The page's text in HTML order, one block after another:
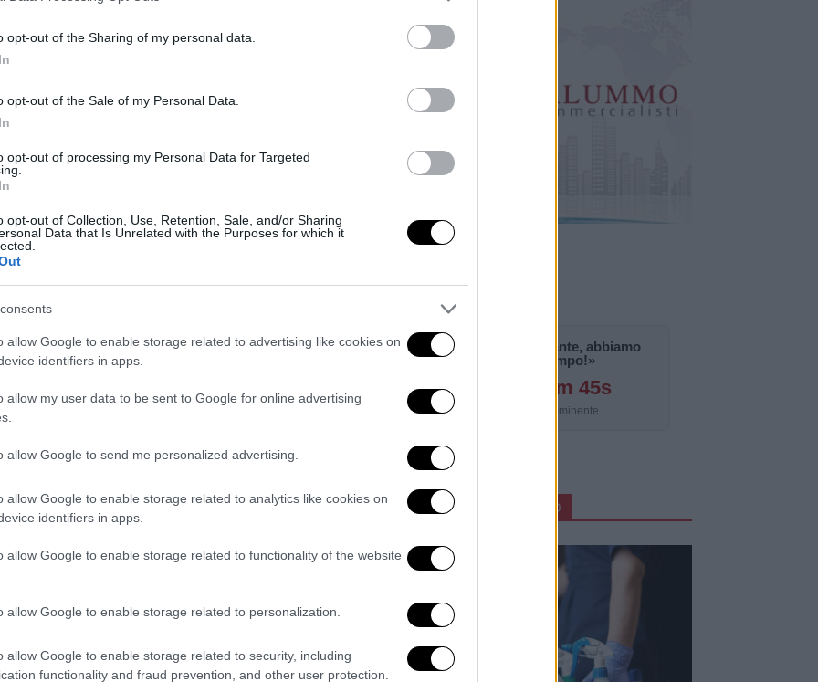
opt-out of the Sharing of my personal data.
opt-out of the Sale of my Personal Data.
opt-out of processing my Personal Data for Targeted
opt-out of Collection, Use, Retention, Sale, and/or Sharing
Data that Is Unrelated with the Purposes for which it
allow Google to enable storage related to advertising like cookies on
identifiers in apps.
allow my user data to be sent to Google for online advertising
allow Google to send me personalized advertising.
allow Google to enable storage related to analytics like cookies on
identifiers in apps.
allow Google to enable storage related to functionality of the website
allow Google to enable storage related to personalization.
allow Google to enable storage related to security, including
functionality and fraud prevention, and other user protection.
livello di un lago ed una funzione
il secondo problema è uno
«La notizia è importante, abbiamo
bisogno di tempo!»
126g 2h 38m 43s
Aggiornamento imminente
ARTICOLI IN PRIMO PIANO